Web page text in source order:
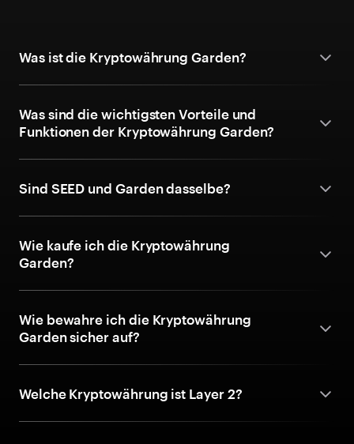
Was ist die Kryptowährung Garden?
Was sind die wichtigsten Vorteile und
Funktionen der Kryptowährung Garden?
Sind SEED und Garden dasselbe?
Wie kaufe ich die Kryptowährung
Garden?
Wie bewahre ich die Kryptowährung
Garden sicher auf?
Welche Kryptowährung ist Layer 2?